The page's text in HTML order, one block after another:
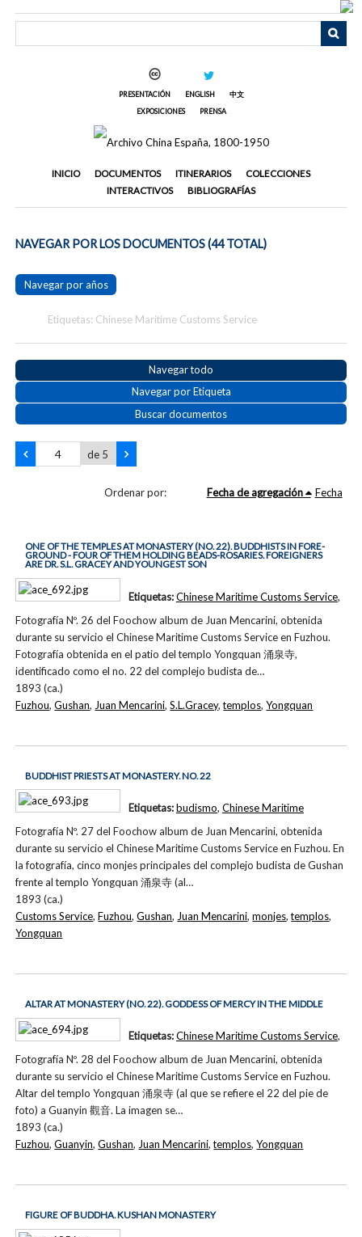
PRESENTACIÓN ENGLISH
中文
EXPOSICIONES
PRENSA
INICIO DOCUMENTOS ITINERARIOS
COLECCIONES
INTERACTIVOS
BIBLIOGRAFÍAS
NAVEGAR POR LOS DOCUMENTOS (44 TOTAL)
Navegar por años
Etiquetas: Chinese Maritime Customs Service
Navegar todo
Navegar por Etiqueta
Buscar documentos
de 5
Ordenar por: Fecha de agregación Fecha
ONE OF THE TEMPLES AT MONASTERY (NO. 22). BUDDHISTS IN FORE-
GROUND - FOUR OF THEM HOLDING BEADS-ROSARIES. FOREIGNERS
ARE DR. S.L. GRACEY AND YOUNGEST SON
Fotografía Nº. 26 del Foochow album de Juan Mencarini, obtenida
durante su servicio el Chinese Maritime Customs Service en Fuzhou.
Fotografía obtenida en el patio del templo Yongquan 涌泉寺,
identificado como el no. 22 del complejo budista de…
1893 (ca.)
Etiquetas:Chinese Maritime Customs Service,
Fuzhou,Gushan, Juan Mencarini,S.L.Gracey,templos,Yongquan
BUDDHIST PRIESTS AT MONASTERY. NO. 22
Fotografía Nº. 27 del Foochow album de Juan Mencarini, obtenida
durante su servicio el Chinese Maritime Customs Service en Fuzhou. En
la fotografía, cinco monjes principales del complejo budista de Gushan
frente al templo Yongquan 涌泉寺 (al…
1893 (ca.)
Etiquetas:budismo, Chinese Maritime
Customs Service,Fuzhou,Gushan, Juan Mencarini,monjes,templos,
Yongquan
ALTAR AT MONASTERY (NO. 22). GODDESS OF MERCY IN THE MIDDLE
Fotografía Nº. 28 del Foochow album de Juan Mencarini, obtenida
durante su servicio el Chinese Maritime Customs Service en Fuzhou.
Altar del templo Yongquan 涌泉寺 (al que se refiere el 22 del pie de
foto) a Guanyin 觀音. La imagen se…
1893 (ca.)
Etiquetas:Chinese Maritime Customs Service,
Fuzhou,Guanyin,Gushan, Juan Mencarini,templos,Yongquan
FIGURE OF BUDDHA. KUSHAN MONASTERY